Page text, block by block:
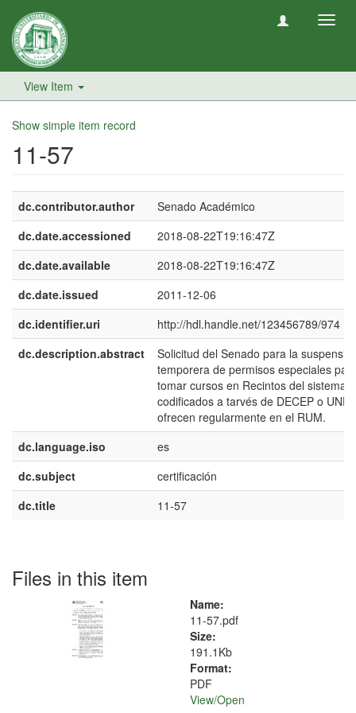
View Item
Show simple item record
11-57
dc.contributor.author
Senado Académico
dc.date.accessioned
2018-08-22T19:16:47Z
dc.date.available
2018-08-22T19:16:47Z
dc.date.issued
2011-12-06
dc.identifier.uri
http://hdl.handle.net/123456789/974
dc.description.abstract
Solicitud del Senado para la
temporera de permisos especiales
tomar cursos en Recintos del sistema
codificados a tarvés de DECEP o
ofrecen regularmente en el RUM.
dc.language.iso
es
dc.subject
certificación
dc.title
11-57
Files in this item
Name:
11-57.pdf
Size:
191.1Kb
Format:
PDF
View/Open